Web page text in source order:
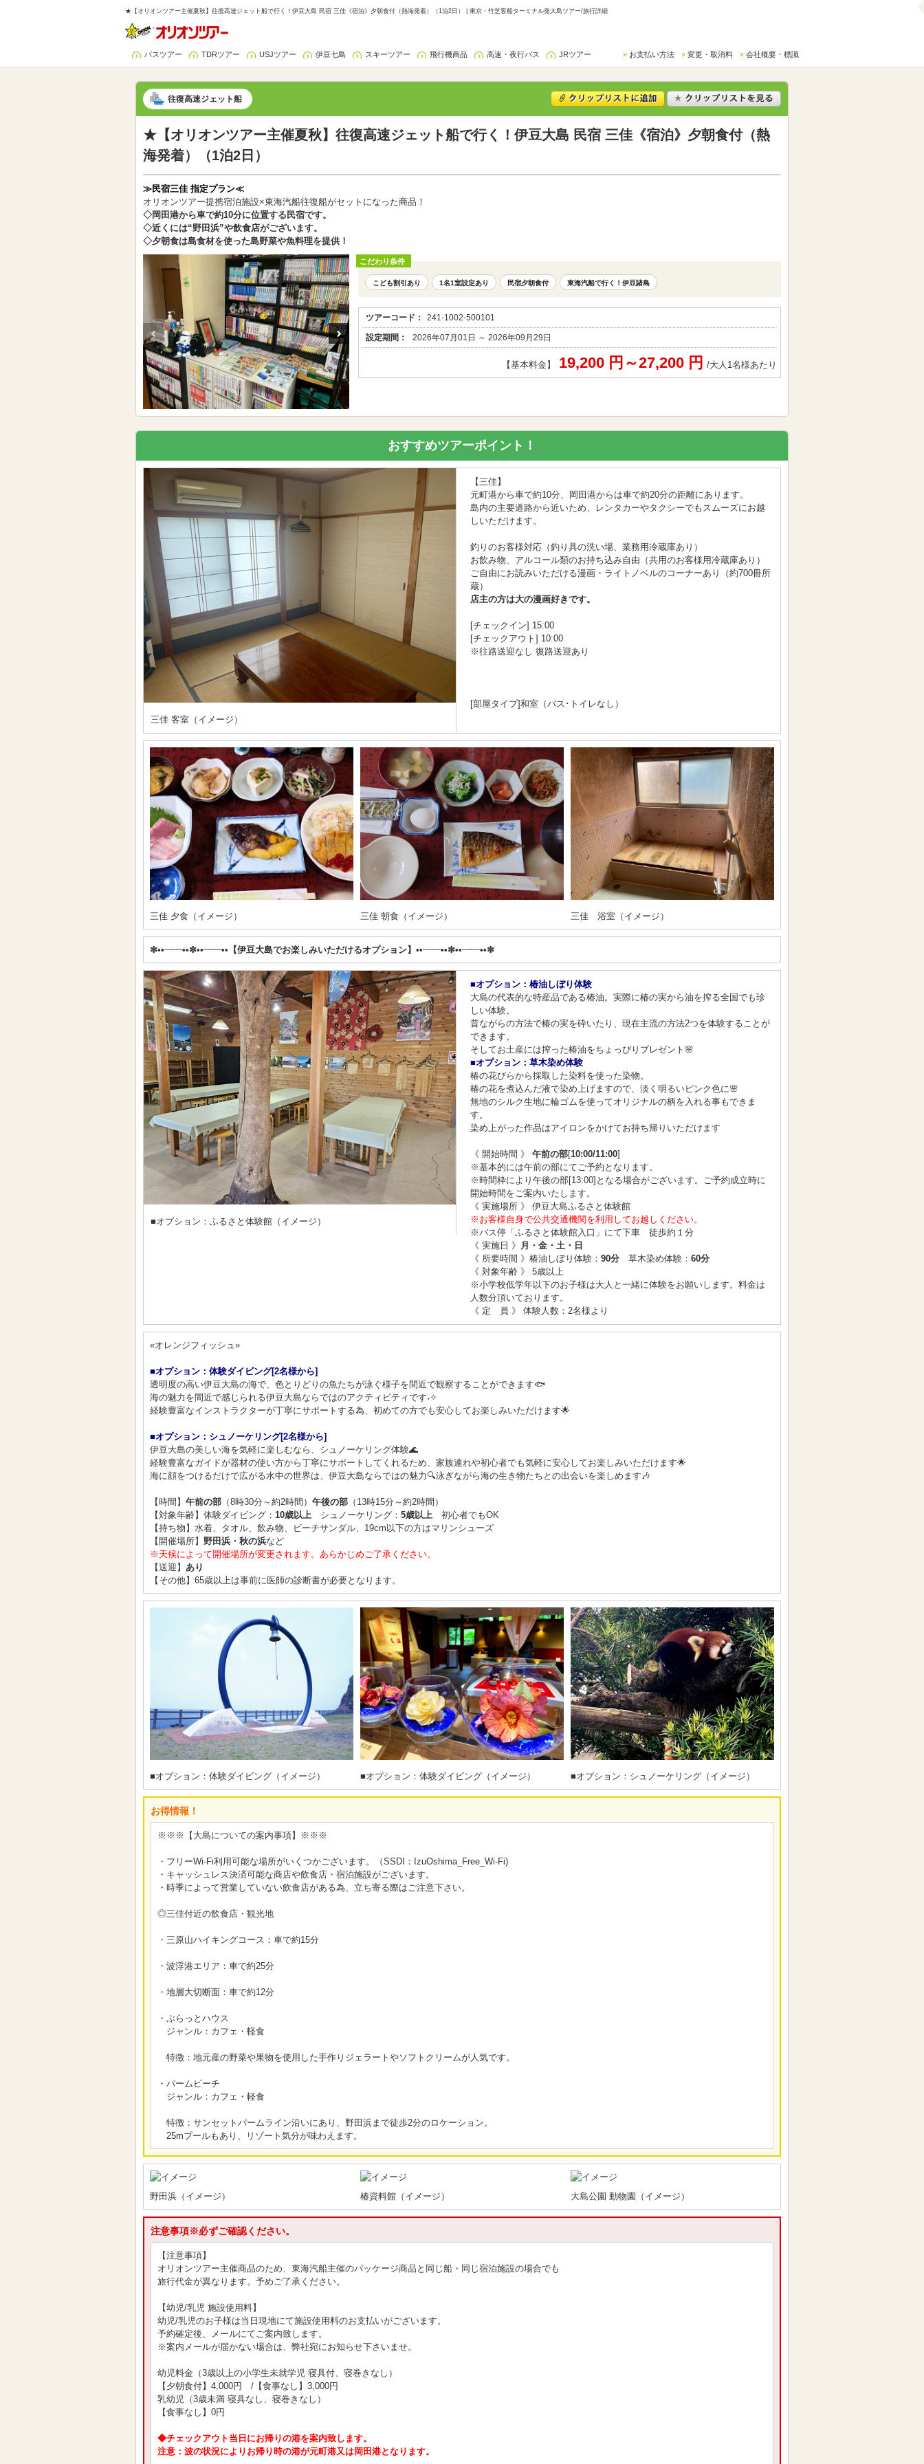
★【オリオンツアー主催夏秋】往復高速ジェット船で行く！伊豆大島 民宿 三佳《宿泊》夕朝食付（熱海発着）（1泊2日） | 東京・竹芝客船ターミナル発大島ツアー/旅行詳細
バスツアー TDRツアー USJツアー 伊豆七島 スキーツアー 飛行機商品 高速・夜行バス JRツアー お支払い方法 変更・取消料 会社概要・標識
往復高速ジェット船
★【オリオンツアー主催夏秋】往復高速ジェット船で行く！伊豆大島 民宿 三佳《宿泊》夕朝食付（熱
海発着）（1泊2日）
≫民宿三佳 指定プラン≪
オリオンツアー提携宿泊施設×東海汽船往復船がセットになった商品！
◇岡田港から車で約10分に位置する民宿です。
◇近くには“野田浜”や飲食店がございます。
◇夕朝食は島食材を使った島野菜や魚料理を提供！
こだわり条件
こども割引あり 1名1室設定あり 民宿夕朝食付 東海汽船で行く！伊豆諸島
ツアーコード： 241-1002-500101
設定期間： 2026年07月01日 ～ 2026年09月29日
【基本料金】 19,200 円～27,200 円 /大人1名様あたり
おすすめツアーポイント！
三佳 客室（イメージ）
【三佳】
元町港から車で約10分、岡田港からは車で約20分の距離にあります。
島内の主要道路から近いため、レンタカーやタクシーでもスムーズにお越
しいただけます。
釣りのお客様対応（釣り具の洗い場、業務用冷蔵庫あり）
お飲み物、アルコール類のお持ち込み自由（共用のお客様用冷蔵庫あり）
ご自由にお読みいただける漫画・ライトノベルのコーナーあり（約700冊所
蔵）
店主の方は大の漫画好きです。
[チェックイン] 15:00
[チェックアウト] 10:00
※往路送迎なし 復路送迎あり
[部屋タイプ]和室（バス･トイレなし）
三佳 夕食（イメージ） 三佳 朝食（イメージ） 三佳 浴室（イメージ）
✼••┈┈••✼••┈┈••【伊豆大島でお楽しみいただけるオプション】••┈┈••✼••┈┈••✼
■オプション：ふるさと体験館（イメージ）
■オプション：椿油しぼり体験
大島の代表的な特産品である椿油。実際に椿の実から油を搾る全国でも珍
しい体験。
昔ながらの方法で椿の実を砕いたり、現在主流の方法2つを体験することが
できます。
そしてお土産には搾った椿油をちょっぴりプレゼント🌸
■オプション：草木染め体験
椿の花びらから採取した染料を使った染物。
椿の花を煮込んだ液で染め上げますので、淡く明るいピンク色に🌸
無地のシルク生地に輪ゴムを使ってオリジナルの柄を入れる事もできま
す。
染め上がった作品はアイロンをかけてお持ち帰りいただけます
《 開始時間 》 午前の部[10:00/11:00]
※基本的には午前の部にてご予約となります。
※時間枠により午後の部[13:00]となる場合がございます。ご予約成立時に
開始時間をご案内いたします。
《 実施場所 》 伊豆大島ふるさと体験館
※お客様自身で公共交通機関を利用してお越しください。
※バス停「ふるさと体験館入口」にて下車 徒歩約１分
《 実施日 》 月・金・土・日
《 所要時間 》椿油しぼり体験： 90分 草木染め体験： 60分
《 対象年齢 》 5歳以上
※小学校低学年以下のお子様は大人と一緒に体験をお願いします。料金は
人数分頂いております。
《 定 員 》 体験人数：2名様より
«オレンジフィッシュ»
■オプション：体験ダイビング[2名様から]
透明度の高い伊豆大島の海で、色とりどりの魚たちが泳ぐ様子を間近で観察することができます🐟
海の魅力を間近で感じられる伊豆大島ならではのアクティビティです˖✧
経験豊富なインストラクターが丁寧にサポートする為、初めての方でも安心してお楽しみいただけます🌟
■オプション：シュノーケリング[2名様から]
伊豆大島の美しい海を気軽に楽しむなら、シュノーケリング体験🌊
経験豊富なガイドが器材の使い方から丁寧にサポートしてくれるため、家族連れや初心者でも気軽に安心してお楽しみいただけます🌟
海に顔をつけるだけで広がる水中の世界は、伊豆大島ならではの魅力🔍泳ぎながら海の生き物たちとの出会いを楽しめます🎶
【時間】 午前の部 （8時30分～約2時間） 午後の部 （13時15分～約2時間）
【対象年齢】体験ダイビング： 10歳以上 シュノーケリング： 5歳以上 初心者でもOK
【持ち物】水着、タオル、飲み物、ビーチサンダル、19cm以下の方はマリンシューズ
【開催場所】 野田浜・秋の浜など
※天候によって開催場所が変更されます。あらかじめご了承ください。
【送迎】 あり
【その他】65歳以上は事前に医師の診断書が必要となります。
■オプション：体験ダイビング（イメージ） ■オプション：体験ダイビング（イメージ） ■オプション：シュノーケリング（イメージ）
お得情報！
※※※【大島についての案内事項】※※※
・フリーWi-Fi利用可能な場所がいくつかございます。（SSDI：IzuOshima_Free_Wi-Fi)
・キャッシュレス決済可能な商店や飲食店・宿泊施設がございます。
・時季によって営業していない飲食店がある為、立ち寄る際はご注意下さい。
◎三佳付近の飲食店・観光地
・三原山ハイキングコース：車で約15分
・波浮港エリア：車で約25分
・地層大切断面：車で約12分
・ぶらっとハウス
ジャンル：カフェ・軽食
特徴：地元産の野菜や果物を使用した手作りジェラートやソフトクリームが人気です。
・パームビーチ
ジャンル：カフェ・軽食
特徴：サンセットパームライン沿いにあり、野田浜まで徒歩2分のロケーション。
25mプールもあり、リゾート気分が味わえます。
野田浜（イメージ） 椿資料館（イメージ） 大島公園 動物園（イメージ）
注意事項※必ずご確認ください。
【注意事項】
オリオンツアー主催商品のため、東海汽船主催のパッケージ商品と同じ船・同じ宿泊施設の場合でも
旅行代金が異なります。予めご了承ください。
【幼児/乳児 施設使用料】
幼児/乳児のお子様は当日現地にて施設使用料のお支払いがございます。
予約確定後、メールにてご案内致します。
※案内メールが届かない場合は、弊社宛にお知らせ下さいませ。
幼児料金（3歳以上の小学生未就学児 寝具付、寝巻きなし）
【夕朝食付】4,000円 /【食事なし】3,000円
乳幼児（3歳未満 寝具なし、寝巻きなし）
【食事なし】0円
◆チェックアウト当日にお帰りの港を案内致します。
注意：波の状況によりお帰り時の港が元町港又は岡田港となります。